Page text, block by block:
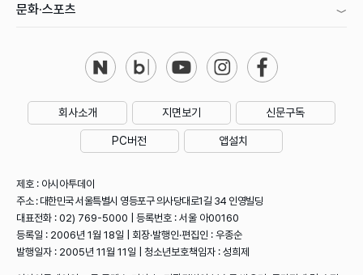
문화·스포츠
회사소개 지면보기 신문구독
PC버전 앱설치
제호 : 아시아투데이
주소 : 대한민국 서울특별시 영등포구 의사당대로1길 34 인영빌딩
대표전화 : 02) 769-5000 | 등록번호 : 서울 아00160
등록일 : 2006년 1월 18일 | 회장·발행인·편집인 : 우종순
발행일자 : 2005년 11월 11일 | 청소년보호책임자 : 성희제